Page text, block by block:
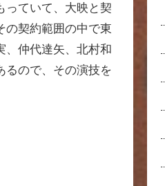
っていて、大映と契
の契約範囲の中で東
、仲代達矢、北村和
るので、その演技を